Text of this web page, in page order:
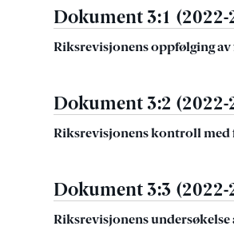
Dokument 3:1 (2022-
Riksrevisjonens oppfølging
Dokument 3:2 (2022-
Riksrevisjonens kontroll med
Dokument 3:3 (2022-
Riksrevisjonens